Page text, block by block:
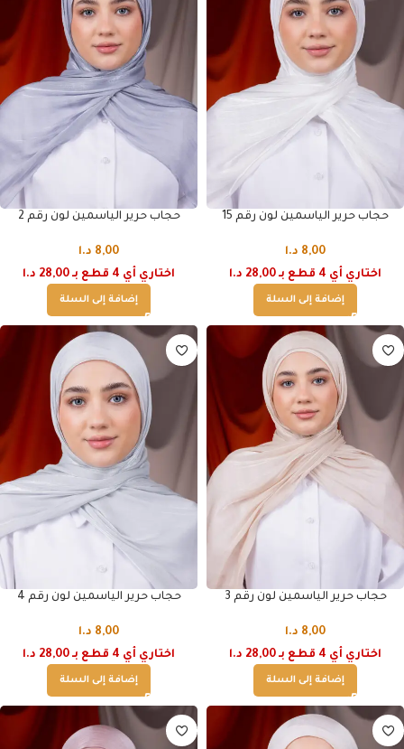
حجاب حرير الياسمين لون رقم 15
8,00 د.ا
اختاري أي 4 قطع بـ 28,00 د.ا
إضافة إلى السلة
حجاب حرير الياسمين لون رقم 2
8,00 د.ا
اختاري أي 4 قطع بـ 28,00 د.ا
إضافة إلى السلة
حجاب حرير الياسمين لون رقم 3
8,00 د.ا
اختاري أي 4 قطع بـ 28,00 د.ا
إضافة إلى السلة
حجاب حرير الياسمين لون رقم 4
8,00 د.ا
اختاري أي 4 قطع بـ 28,00 د.ا
إضافة إلى السلة